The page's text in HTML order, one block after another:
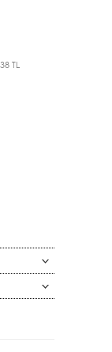
TL